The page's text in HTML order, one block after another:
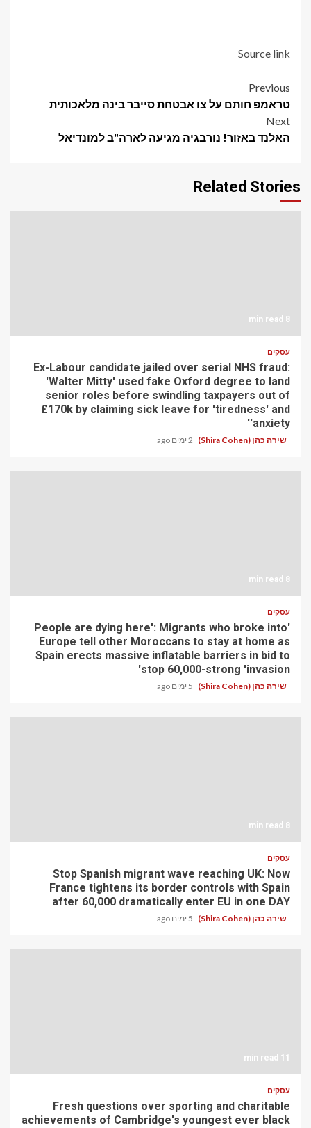
Source link
Post
navigation
Previous
טראמפ חותם על צו אבטחת סייבר בינה מלאכותית
Next
האלנד באזור! נורבגיה מגיעה לארה"ב למונדיאל
Related Stories
8 min read
עסקים
Ex-Labour candidate jailed over serial NHS fraud:
'Walter Mitty' used fake Oxford degree to land
senior roles before swindling taxpayers out of
£170k by claiming sick leave for 'tiredness' and
'anxiety'
שירה כהן (Shira Cohen) 2 ימים ago
8 min read
עסקים
'People are dying here': Migrants who broke into
Europe tell other Moroccans to stay at home as
Spain erects massive inflatable barriers in bid to
stop 60,000-strong 'invasion'
שירה כהן (Shira Cohen) 5 ימים ago
8 min read
עסקים
Stop Spanish migrant wave reaching UK: Now
France tightens its border controls with Spain
after 60,000 dramatically enter EU in one DAY
שירה כהן (Shira Cohen) 5 ימים ago
11 min read
עסקים
Fresh questions over sporting and charitable
achievements of Cambridge's youngest ever black